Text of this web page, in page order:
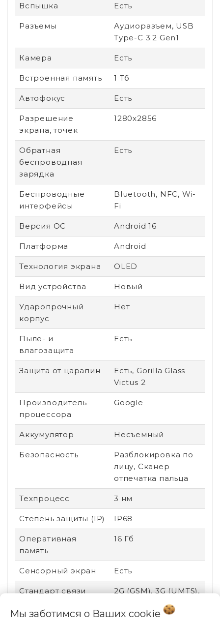
Вспышка Есть
Разъемы
Аудиоразъем, USB
Type-C 3.2 Gen1
Камера Есть
Встроенная память 1 Тб
Автофокус Есть
Разрешение
экрана, точек
1280x2856
Обратная
беспроводная
зарядка
Есть
Беспроводные
интерфейсы
Bluetooth, NFC, Wi-
Fi
Версия ОС Android 16
Платформа Android
Технология экрана OLED
Вид устройства Новый
Ударопрочный
корпус
Нет
Пыле- и
влагозащита
Есть
Защита от царапин
Есть, Gorilla Glass
Victus 2
Производитель
процессора
Google
Аккумулятор Несъемный
Безопасность
Разблокировка по
лицу, Сканер
отпечатка пальца
Техпроцесс 3 нм
Степень защиты (IP) IP68
Оперативная
память
16 Гб
Сенсорный экран Есть
Стандарт связи
2G (GSM), 3G (UMTS),
Мы заботимся о Ваших cookie